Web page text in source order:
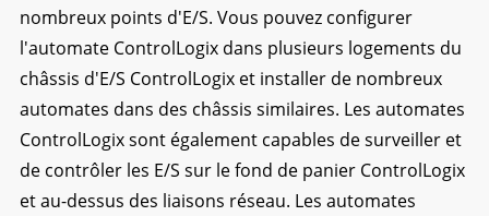
nombreux points d'E/S. Vous pouvez configurer
l'automate ControlLogix dans plusieurs logements du
châssis d'E/S ControlLogix et installer de nombreux
automates dans des châssis similaires. Les automates
ControlLogix sont également capables de surveiller et
de contrôler les E/S sur le fond de panier ControlLogix
et au-dessus des liaisons réseau. Les automates